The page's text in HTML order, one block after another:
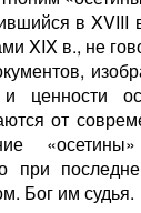
в XVIII
XIX в., не
и ценности
от
при
Бог им судья.